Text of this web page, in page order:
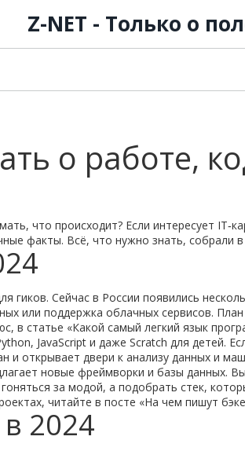
Z-NET - Только о
о работе,
что происходит? Если интересует
факты. Всё, что нужно знать, собрали
гиков. Сейчас в России появились
или поддержка облачных сервисов.
в статье «Какой самый легкий язык
JavaScript и даже Scratch для детей.
и открывает двери к анализу данных и
новые фреймворки и базы данных.
за модой, а подобрать стек,
читайте в посте «На чем пишут
2024